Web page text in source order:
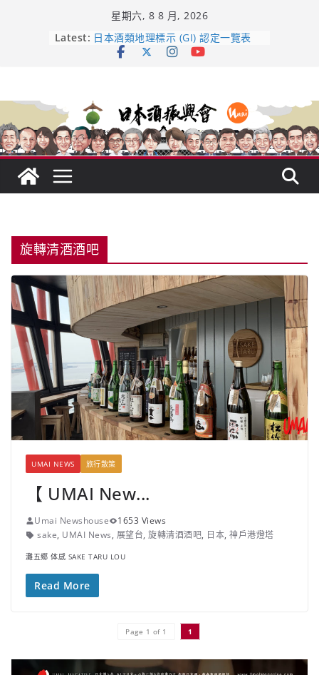
星期六, 8 8 月, 2026
Latest: 龜之井酒造：口說上手 – 山形純米大
吟釀的堅持與傳承 ～ くどき上手
響 𝟭𝟮 年 復活了!
【酒業商戰】130年老酒藏殺入股票
市場！梅乃宿上市背後的密碼
旋轉清酒酒吧
UMAI NEWS 旅行散策
【 UMAI New...
Umai Newshouse
1653 Views
sake, UMAI News, 展望台, 旋轉清酒酒吧, 日本, 神戶港燈塔
灘五郷 体感 SAKE TARU LOU
Read More
Page 1 of 1 1